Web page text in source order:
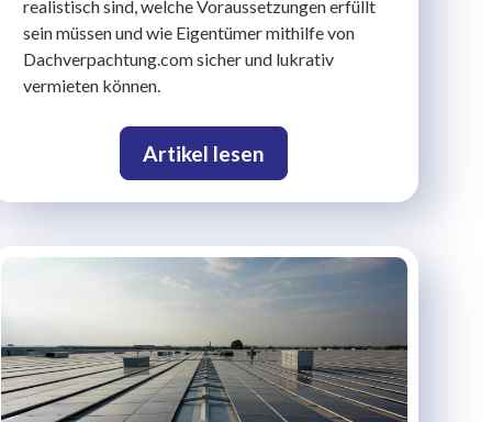
realistisch sind, welche Voraussetzungen erfüllt
sein müssen und wie Eigentümer mithilfe von
Dachverpachtung.com sicher und lukrativ
vermieten können.
Artikel lesen